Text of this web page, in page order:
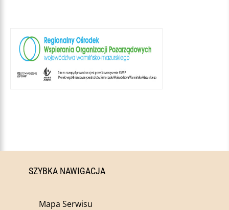
SZYBKA NAWIGACJA
Mapa Serwisu